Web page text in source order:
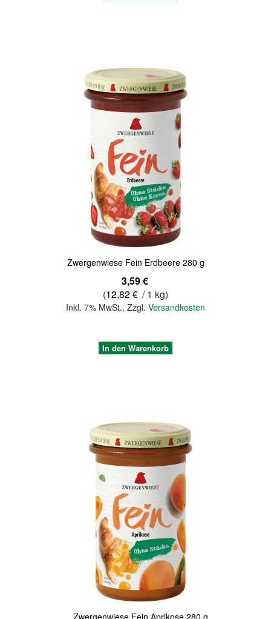
Zwergenwiese Fein Erdbeere 280 g
3,59 €
(12,82 € / 1 kg)
Inkl. 7% MwSt., Zzgl. Versandkosten
In den Warenkorb
Zwergenwiese Fein Aprikose 280 g